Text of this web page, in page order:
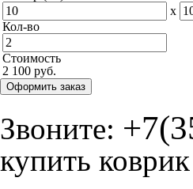
x
Кол-во
Стоимость
2 100 руб.
Оформить заказ
Звоните:
купить